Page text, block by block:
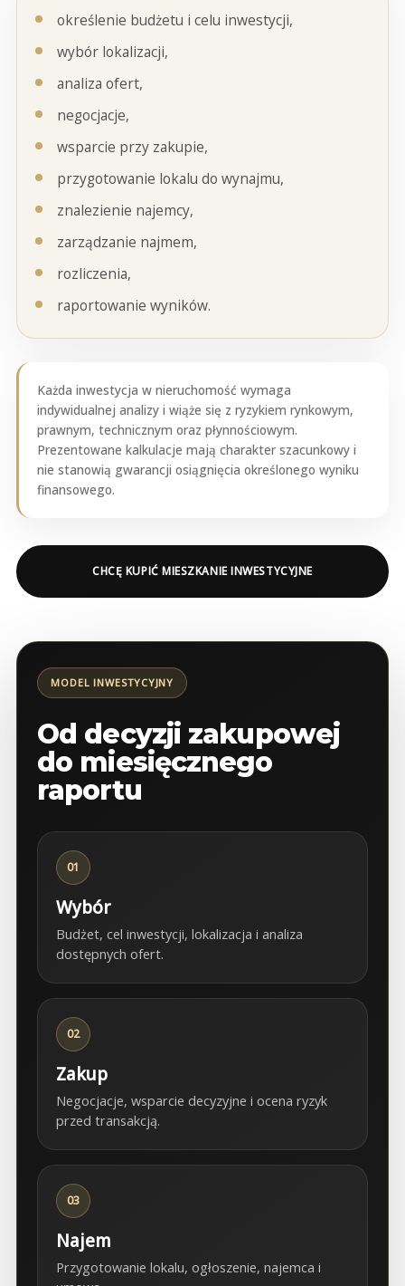
określenie budżetu i celu inwestycji,
wybór lokalizacji,
analiza ofert,
negocjacje,
wsparcie przy zakupie,
przygotowanie lokalu do wynajmu,
znalezienie najemcy,
zarządzanie najmem,
rozliczenia,
raportowanie wyników.
Każda inwestycja w nieruchomość wymaga
indywidualnej analizy i wiąże się z ryzykiem rynkowym,
prawnym, technicznym oraz płynnościowym.
Prezentowane kalkulacje mają charakter szacunkowy i
nie stanowią gwarancji osiągnięcia określonego wyniku
finansowego.
CHCĘ KUPIĆ MIESZKANIE INWESTYCYJNE
MODEL INWESTYCYJNY
Od decyzji zakupowej
do miesięcznego
raportu
01
Wybór
Budżet, cel inwestycji, lokalizacja i analiza
dostępnych ofert.
02
Zakup
Negocjacje, wsparcie decyzyjne i ocena ryzyk
przed transakcją.
03
Najem
Przygotowanie lokalu, ogłoszenie, najemca i